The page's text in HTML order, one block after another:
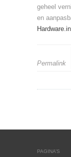
geheel
en
Permalink
PAGINA’S